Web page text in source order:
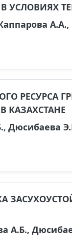
УСЛОВИЯХ
РЕСУРСА
В КАЗАХСТАНЕ
Дюсибаева
А.Б.,